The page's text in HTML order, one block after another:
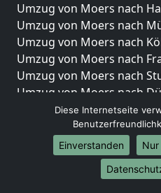
Umzug von Moers nach
Umzug von Moers nach
Umzug von Moers nach
Umzug von Moers nach
Umzug von Moers nach
Umzug von Moers nach
Umzug von Moers nach
Umzug von Moers nach
Umzug von Moers nach
Umzug von Moers nach
Umzug von Moers nach
Diese Internetseite
Einverstanden